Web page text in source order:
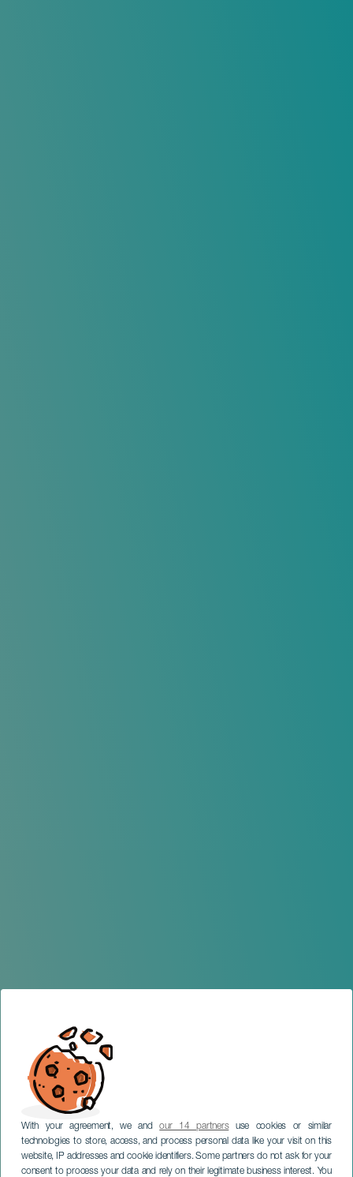
With your agreement, we andour 14 partnersuse cookies or similar
technologies to store, access, and process personal data like your visit on this
website, IP addresses and cookie identifiers. Some partners do not ask for your
consent to process your data and rely on their legitimate business interest. You